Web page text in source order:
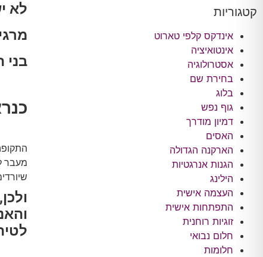
קטגוריות
אינדקס קלפי טארוט
אינטואיציה
אסטרולוגיה
בחירת שם
בלוג
גוף נפש
דמיון מודרך
האסים
הארקנה הגדולה
הגנות אנרגטיות
הילינג
העצמה אישית
התפתחות אישית
זוגיות רוחנית
חלום נבואי
חלומות
לא
בני
מעבר